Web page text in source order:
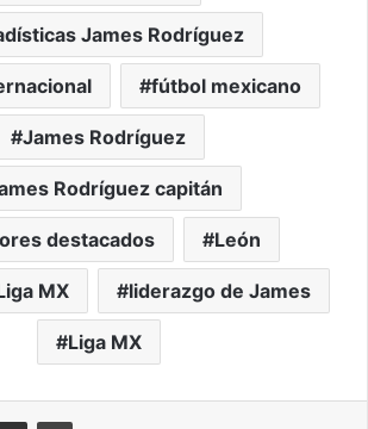
James Rodríguez
fútbol mexicano
James Rodríguez
Rodríguez capitán
destacados León
MX liderazgo de James
Liga MX